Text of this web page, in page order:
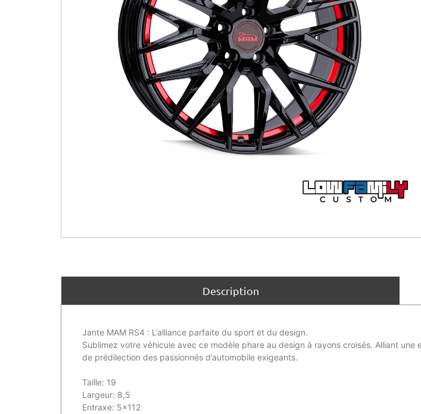
Description
Jante MAM RS4 : L’alliance parfaite du sport et du design.
Sublimez votre véhicule avec ce modèle phare au design à rayons croisés. Alliant
de prédilection des passionnés d’automobile exigeants.
Taille: 19
Largeur: 8,5
Entraxe: 5×112